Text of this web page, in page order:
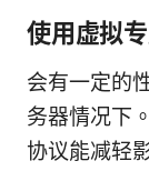
使用虚拟
会有一定的
务器情况下
协议能减轻